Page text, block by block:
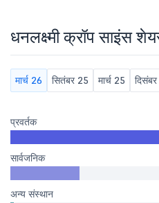
धनलक्ष्मी क्रॉप साइंस
मार्च 26 सितंबर 25 मार्च 25
प्रवर्तक
सार्वजनिक
अन्य संस्थान